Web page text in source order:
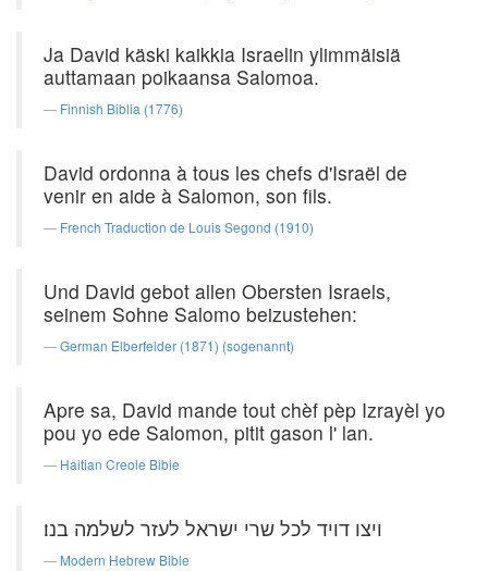
Ja David käski kaikkia Israelin ylimmäisiä
auttamaan poikaansa Salomoa.
Finnish Biblia (1776)
David ordonna à tous les chefs d'Israël de
venir en aide à Salomon, son fils.
French Traduction de Louis Segond (1910)
Und David gebot allen Obersten Israels,
seinem Sohne Salomo beizustehen:
German Elberfelder (1871) (sogenannt)
Apre sa, David mande tout chèf pèp Izrayèl yo
pou yo ede Salomon, pitit gason l' lan.
Haitian Creole Bible
ויצו דויד לכל שרי ישראל לעזר לשלמה בנו׃
Modern Hebrew Bible